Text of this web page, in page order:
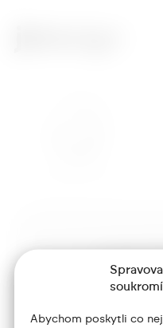
soukromí
Abychom poskytli co